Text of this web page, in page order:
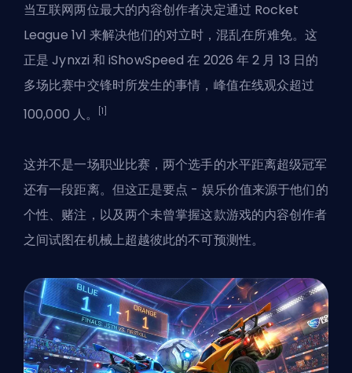
当互联网两位最大的内容创作者决定通过 Rocket
League 1v1 来解决他们的对立时，混乱在所难免。这
正是 Jynxzi 和 iShowSpeed 在 2026 年 2 月 13 日的
多场比赛中交锋时所发生的事情，峰值在线观众超过
100,000 人。
[1]
这并不是一场职业比赛，两个选手的水平距离超级冠军
还有一段距离。但这正是要点 - 娱乐价值来源于他们的
个性、赌注，以及两个未曾掌握这款游戏的内容创作者
之间试图在机械上超越彼此的不可预测性。